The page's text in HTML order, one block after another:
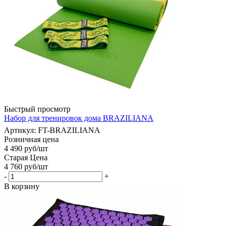
Быстрый просмотр
Набор для тренировок дома BRAZILIANA
Артикул: FT-BRAZILIANA
Розничная цена
4 490 руб/шт
Старая Цена
4 760 руб/шт
-
+
В корзину